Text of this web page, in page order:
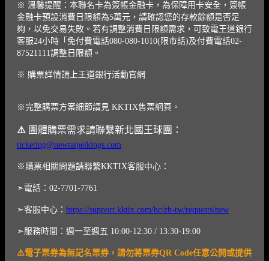
※ 溫馨提醒：本聯名卡為簽帳金融卡，為保障用卡安全，簽帳
金融卡預設消費日限額為5萬元，請確認您的存款餘額是否足
夠，以免交易失敗。若有調整消費日限額需求，可致電王道銀行
客服24小時「免付費電話080-080-1010(限市話)及付費電話02-
87521111調整日限額。
※ 購票詳情請上王道銀行活動官網
※完整購票方案細節請見 KKTIX售票網頁。
⚠️ 團體購票需求請聯繫新北國王球團：
ticketing@newtaipeikings.com
※購票相關問題請聯繫KKTIX客服中心：
➣電話：02-7701-7761
➣客服中心： https://support.kktix.com/hc/zh-tw/requests/new
➣服務時間：週一至週五 10:00-12:30 / 13:30-19:00
⚠️電子票券為無記名票券，請勿將票券QR Code任意公開或提供